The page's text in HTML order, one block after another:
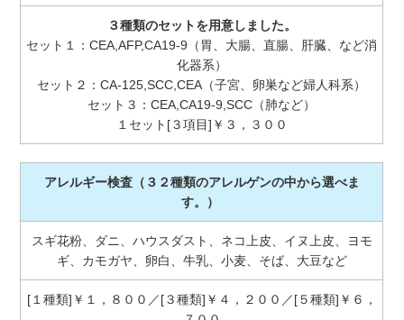
３種類のセットを用意しました。
セット１：CEA,AFP,CA19-9（胃、大腸、直腸、肝臓、など消
化器系）
セット２：CA-125,SCC,CEA（子宮、卵巣など婦人科系）
セット３：CEA,CA19-9,SCC（肺など）
１セット[３項目]￥３，３００
アレルギー検査（３２種類のアレルゲンの中から選べま
す。）
スギ花粉、ダニ、ハウスダスト、ネコ上皮、イヌ上皮、ヨモ
ギ、カモガヤ、卵白、牛乳、小麦、そば、大豆など
[１種類]￥１，８００／[３種類]￥４，２００／[５種類]￥６，